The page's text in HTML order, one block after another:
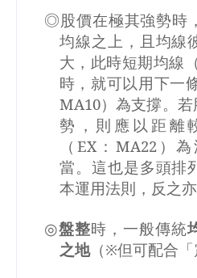
◎股價在極其強勢時
均線之上，且均線
大，此時短期均線
時，就可以用下一
MA10）為支撐。
勢，則應以距離
（ EX： MA22）為
當。這也是多頭排
本運用法則，反之亦
◎盤整時，一般傳統
之地（※但可配合「